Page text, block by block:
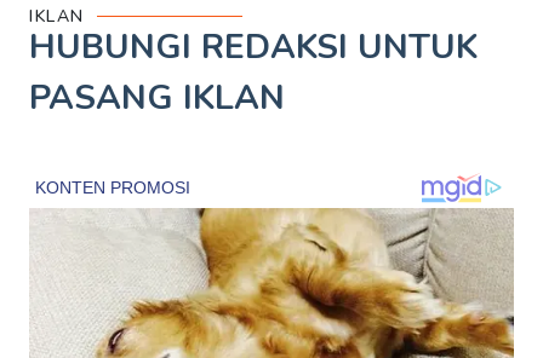
IKLAN
HUBUNGI REDAKSI UNTUK
PASANG IKLAN